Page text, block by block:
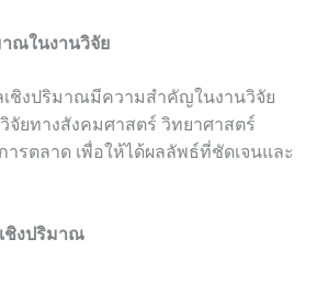
าณในงานวิจัย
เชิงปริมาณมีความสำคัญในงานวิจัย
จัยทางสังคมศาสตร์ วิทยาศาสตร์
รตลาด เพื่อให้ได้ผลลัพธ์ที่ชัดเจนและ
ชิงปริมาณ